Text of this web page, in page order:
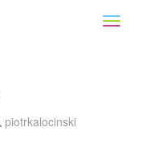
piotrkalocinski